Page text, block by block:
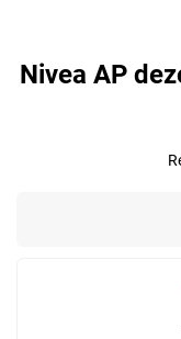
Nivea AP